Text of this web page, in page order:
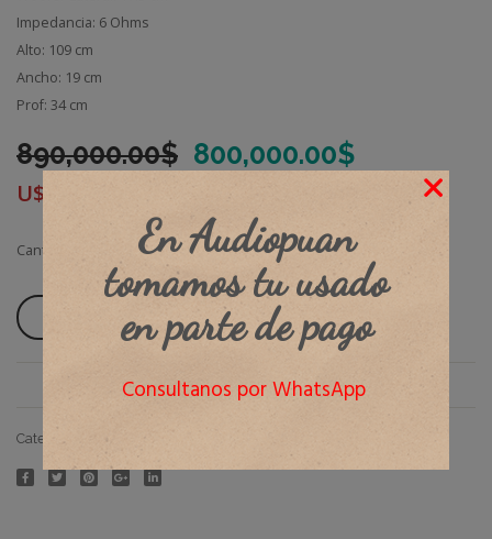
Impedancia: 6 Ohms
Alto: 109 cm
Ancho: 19 cm
Prof: 34 cm
890,000.00$ El
precio
era:
890,000.00$.
800,000.00$El
precio
actual
es:
U$D
Cantidad
Añadir Al Carrito
Category:
En Audiopuan
tomamos tu usado
en parte de pago
Consultanos por WhatsApp